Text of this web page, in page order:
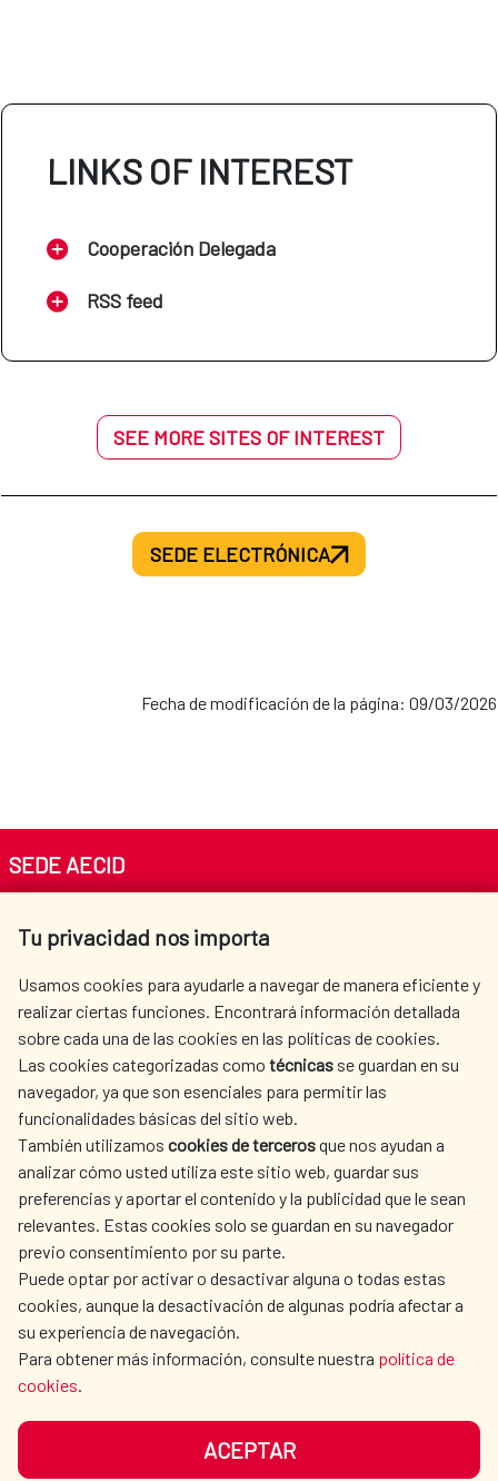
LINKS OF INTEREST
Cooperación Delegada
RSS feed
SEE MORE SITES OF INTEREST
SEDE ELECTRÓNICA
Fecha de modificación de la página: 09/03/2026
Tu privacidad nos importa
Usamos cookies para ayudarle a navegar de manera eficiente y
realizar ciertas funciones. Encontrará información detallada
sobre cada una de las cookies en las políticas de cookies.
Las cookies categorizadas como técnicas se guardan en su
navegador, ya que son esenciales para permitir las
funcionalidades básicas del sitio web.
También utilizamos cookies de tercerosque nos ayudan a
analizar cómo usted utiliza este sitio web, guardar sus
preferencias y aportar el contenido y la publicidad que le sean
relevantes. Estas cookies solo se guardan en su navegador
previo consentimiento por su parte.
Puede optar por activar o desactivar alguna o todas estas
cookies, aunque la desactivación de algunas podría afectar a
su experiencia de navegación.
Para obtener más información, consulte nuestra política de
cookies.
ACEPTAR
SEDE AECID
Tel. +34 900 20 30 54​​​​​​​
AECID
WHERE DO WE COOPERATE?
SPANISH HUMANITARIAN
ACTION
PRESS ROOM
CULTURE AND SCIENCE LIBRARY
OUR SOCIAL MEDIA
DATA PROTECTION